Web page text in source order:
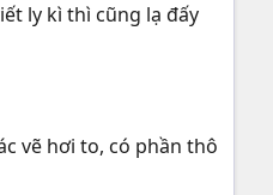
ly kì thì cũng lạ đấy
vẽ hơi to, có phần thô